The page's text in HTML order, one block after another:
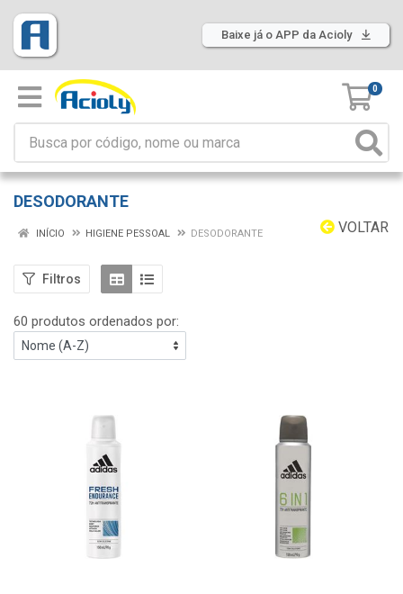
Baixe já o APP da Acioly
0
DESODORANTE
VOLTAR
INÍCIO HIGIENE PESSOAL DESODORANTE
Filtros
60 produtos ordenados por: